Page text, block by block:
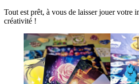
Tout est prêt, à vous de laisser jouer votre
créativité !